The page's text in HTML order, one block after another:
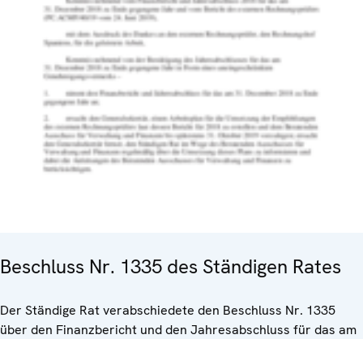
Beschluss Nr. 1335 des Ständigen Rates
Der Ständige Rat verabschiedete den Beschluss Nr. 1335
über den Finanzbericht und den Jahresabschluss für das am